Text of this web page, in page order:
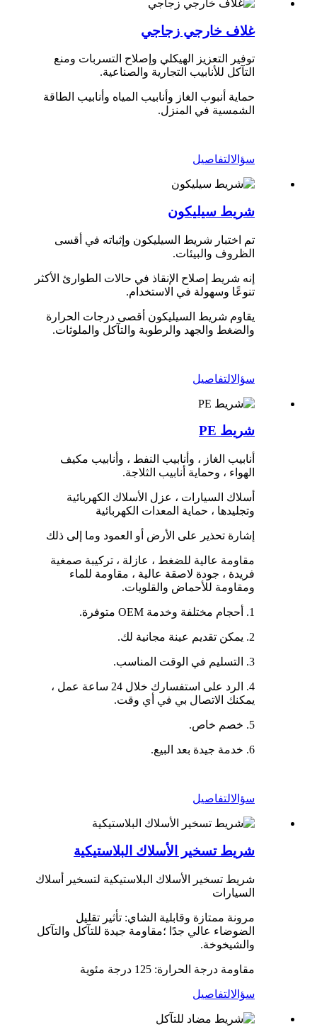
غلاف خارجي زجاجي
توفير التعزيز الهيكلي وإصلاح التسربات ومنع
التآكل للأنابيب التجارية والصناعية.
حماية أنبوب الغاز وأنابيب المياه وأنابيب الطاقة
الشمسية في المنزل.
سؤالالتفاصيل
شريط سيليكون
تم اختبار شريط السيليكون وإثباته في أقسى
الظروف والبيئات.
إنه شريط إصلاح الإنقاذ في حالات الطوارئ الأكثر
تنوعًا وسهولة في الاستخدام.
يقاوم شريط السيليكون أقصى درجات الحرارة
والضغط والجهد والرطوبة والتآكل والملوثات.
سؤالالتفاصيل
شريط PE
أنابيب الغاز ، وأنابيب النفط ، وأنابيب مكيف
الهواء ، وحماية أنابيب الثلاجة.
أسلاك السيارات ، عزل الأسلاك الكهربائية
وتجليدها ، حماية المعدات الكهربائية
إشارة تحذير على الأرض أو العمود وما إلى ذلك
مقاومة عالية للضغط ، عازلة ، تركيبة صمغية
فريدة ، جودة لاصقة عالية ، مقاومة للماء
ومقاومة للأحماض والقلويات.
1. أحجام مختلفة وخدمة OEM متوفرة.
2. يمكن تقديم عينة مجانية لك.
3. التسليم في الوقت المناسب.
4. الرد على استفسارك خلال 24 ساعة عمل ،
يمكنك الاتصال بي في أي وقت.
5. خصم خاص.
6. خدمة جيدة بعد البيع.
سؤالالتفاصيل
شريط تسخير الأسلاك البلاستيكية
شريط تسخير الأسلاك البلاستيكية لتسخير أسلاك
السيارات
مرونة ممتازة وقابلية الشاي: تأثير تقليل
الضوضاء عالي جدًا ؛مقاومة جيدة للتآكل والتآكل
والشيخوخة.
مقاومة درجة الحرارة: 125 درجة مئوية
سؤالالتفاصيل